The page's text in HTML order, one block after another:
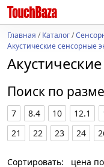
Главная /Каталог/
Акустические сенсорные
Поиск по
7 8.4 10 12.1
21
22 23 24
Сортировать: цена